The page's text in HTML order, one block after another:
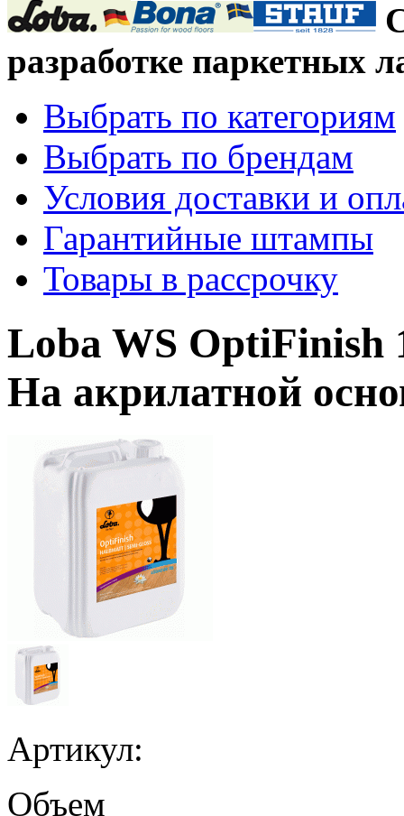
разработке паркетных
Выбрать по категориям
Выбрать по брендам
Условия доставки и
Гарантийные штампы
Товары в рассрочку
Loba WS OptiFinish
На акрилатной
Артикул:
Объем